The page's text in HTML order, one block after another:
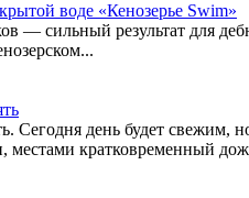
воде «Кенозерье Swim»
сильный результат для
Сегодня день будет
местами кратковременный